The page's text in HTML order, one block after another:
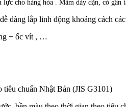
cho hàng hóa . Mâm dày dặn, có gân
dàng lắp linh động khoảng cách
+ ốc vít , …
tiêu chuẩn Nhật Bản (JIS G3101)